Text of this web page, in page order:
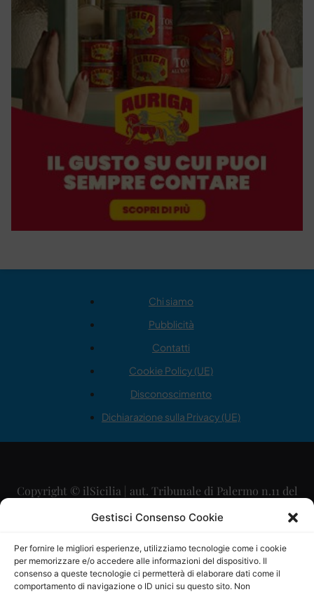
Gestisci Consenso Cookie
Per fornire le migliori esperienze, utilizziamo tecnologie come i cookie
per memorizzare e/o accedere alle informazioni del dispositivo. Il
consenso a queste tecnologie ci permetterà di elaborare dati come il
comportamento di navigazione o ID unici su questo sito. Non
Chi siamo
Pubblicità
Contatti
Cookie Policy (UE)
Disconoscimento
Dichiarazione sulla Privacy (UE)
Copyright © ilSicilia | aut. Tribunale di Palermo n.11 del
29/09/2015
Direttore Editoriale: Maurizio Scaglione